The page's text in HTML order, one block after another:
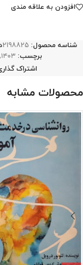
افزودن به علاقه مندی
شناسه محصول: 2198825
برچسب: ۱۴۰۳,
اشتراک
محصولات مشابه